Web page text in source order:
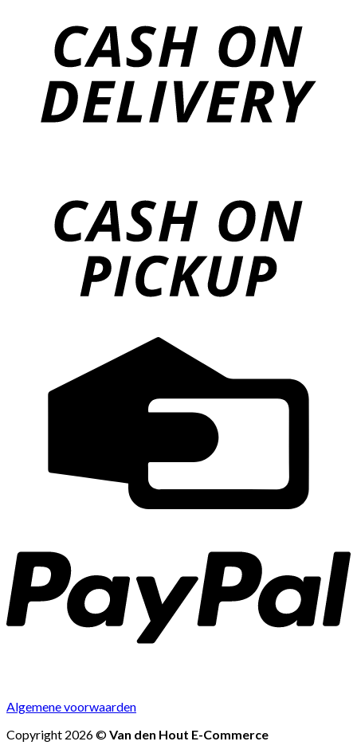
Algemene voorwaarden
Copyright 2026 ©Van den Hout E-Commerce